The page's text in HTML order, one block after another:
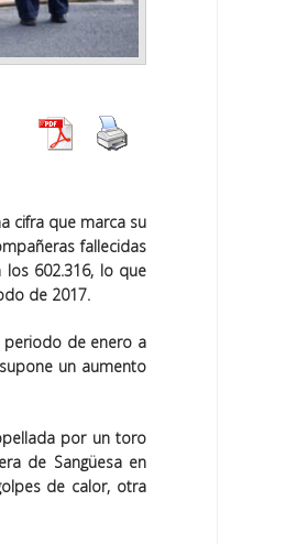
cifra que marca su
fallecidas
602.316, lo que
de 2017.
periodo de enero a
un aumento
por un toro
de Sangüesa en
de calor, otra